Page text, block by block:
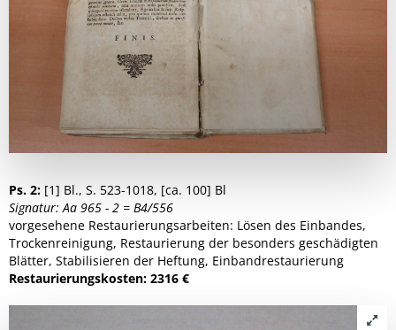
Ps. 2: [1] Bl., S. 523-1018, [ca. 100] Bl
Signatur: Aa 965 - 2 = B4/556
vorgesehene Restaurierungsarbeiten: Lösen des Einbandes,
Trockenreinigung, Restaurierung der besonders geschädigten
Blätter, Stabilisieren der Heftung, Einbandrestaurierung
Restaurierungskosten: 2316 €